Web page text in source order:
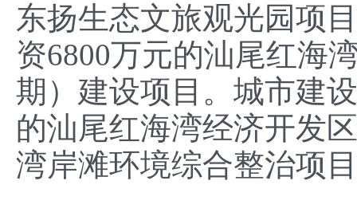
东扬生态文旅观光园项
资6800万元的汕尾红海
期）建设项目。城市建
的汕尾红海湾经济开发
湾岸滩环境综合整治项